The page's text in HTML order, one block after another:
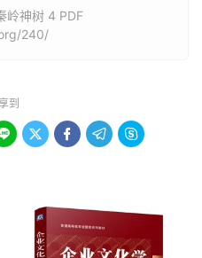
岭神树 4 PDF
240/
到
   